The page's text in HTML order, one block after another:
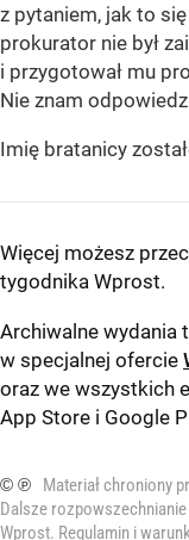
z pytaniem, jak to
prokurator nie był
i przygotował mu
Nie znam
Imię bratanicy
Więcej możesz
tygodnika Wprost.
Archiwalne wydania
w specjalnej ofercie
oraz we wszystkich
App Store i Google
© ℗
Materiał chroniony
Dalsze
Wprost. Regulamin i